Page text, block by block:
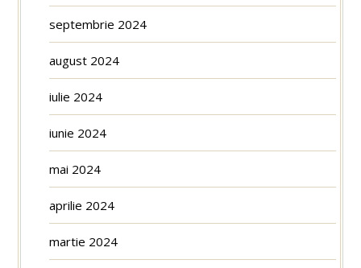
septembrie 2024
august 2024
iulie 2024
iunie 2024
mai 2024
aprilie 2024
martie 2024